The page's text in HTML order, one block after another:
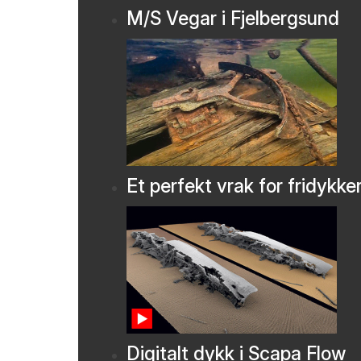
M/S Vegar i Fjelbergsund
Et perfekt vrak for
Digitalt dykk i Scapa Flow